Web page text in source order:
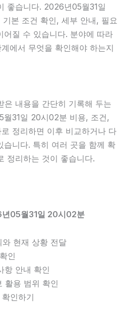
좋습니다. 2026년05월31일
본 조건 확인, 세부 안내, 필요
질 수 있습니다. 분야에 따라
에서 무엇을 확인해야 하는지
은 내용을 간단히 기록해 두는
31일 20시02분 비용, 조건,
정리하면 이후 비교하거나 다
니다. 특히 여러 곳을 함께 확
정리하는 것이 좋습니다.
년05월31일 20시02분
현재 상황 전달
인
항 안내 확인
활용 범위 확인
인하기